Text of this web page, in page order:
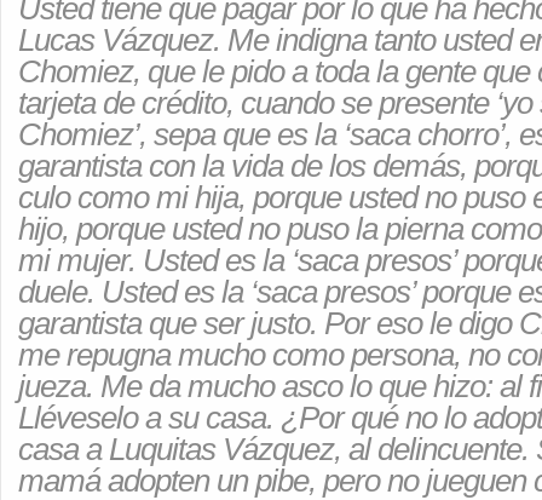
Usted tiene que pagar por lo que ha
Lucas Vázquez. Me indigna tanto usted
Chomiez, que le pido a toda la gente que
tarjeta de crédito, cuando se presente
Chomiez’, sepa que es la ‘saca chorro’,
garantista con la vida de los demás,
culo como mi hija, porque usted no puso
hijo, porque usted no puso la pierna
mi mujer. Usted es la ‘saca presos’
duele. Usted es la ‘saca presos’ porque
garantista que ser justo. Por eso le digo
me repugna mucho como persona, no
jueza. Me da mucho asco lo que hizo: al
Lléveselo a su casa. ¿Por qué no lo
casa a Luquitas Vázquez, al delincuente.
mamá adopten un pibe, pero no jueguen